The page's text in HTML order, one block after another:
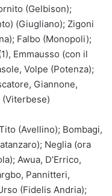
(Gelbison);
(Giugliano); Zigoni
Falbo (Monopoli);
Emmausso (con il
Volpe (Potenza);
Giannone,
(Viterbese)
(Avellino); Bombagi,
Neglia (ora
Awua, D’Errico,
Pannitteri,
(Fidelis Andria);